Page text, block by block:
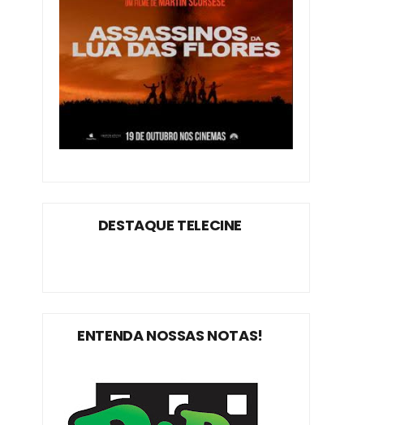
DESTAQUE TELECINE
ENTENDA NOSSAS NOTAS!